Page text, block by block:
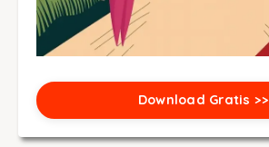
Download Gratis >>